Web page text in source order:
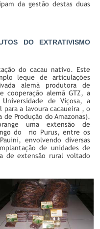
da gestão destas duas
DO EXTRATIVISMO
do cacau nativo. Este
leque de articulações
alemã produtora de
cooperação alemã GTZ, a
de Viçosa, a
para a lavoura cacaueira , o
Produção do Amazonas).
uma extensão de
do rio Purus, entre os
envolvendo diversas
de unidades de
de extensão rural voltado